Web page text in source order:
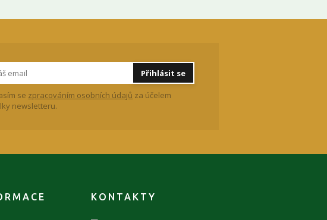
Přihlásit se
se zpracováním osobních údajů za účelem
newsletteru.
KONTAKTY